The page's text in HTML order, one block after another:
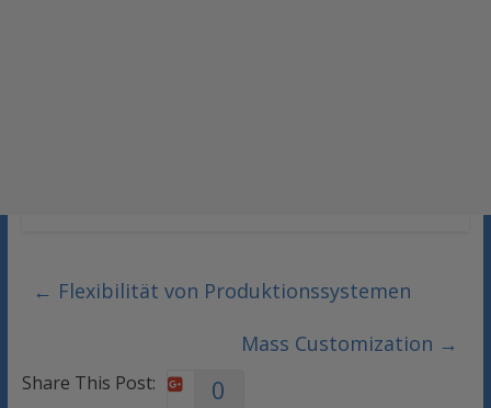
← Flexibilität von Produktionssystemen
Mass Customization →
Share This Post: 0